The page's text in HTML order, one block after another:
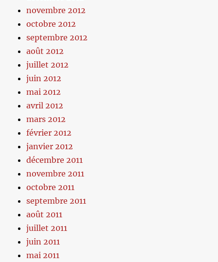
novembre 2012
octobre 2012
septembre 2012
août 2012
juillet 2012
juin 2012
mai 2012
avril 2012
mars 2012
février 2012
janvier 2012
décembre 2011
novembre 2011
octobre 2011
septembre 2011
août 2011
juillet 2011
juin 2011
mai 2011